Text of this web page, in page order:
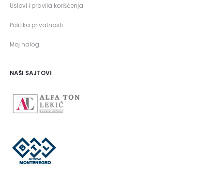
Uslovi i pravila korišćenja
Politika privatnosti
Moj nalog
NAŠI SAJTOVI